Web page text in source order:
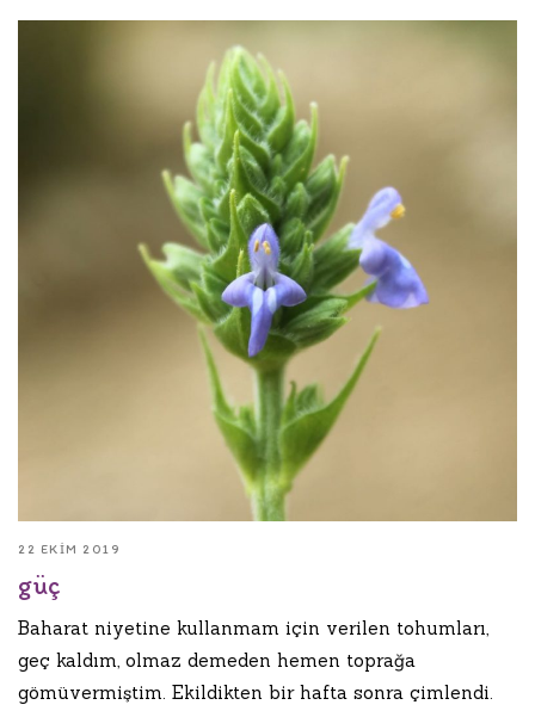
22 EKIM 2019
güç
Baharat niyetine kullanmam için verilen tohumları,
geç kaldım, olmaz demeden hemen toprağa
gömüvermiştim. Ekildikten bir hafta sonra çimlendi.